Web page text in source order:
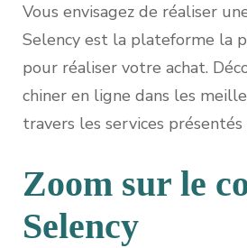
Vous envisagez de réaliser
Selency est la plateforme la
pour réaliser votre achat.
chiner en ligne dans les
travers les services présentés
Zoom sur le
Selency